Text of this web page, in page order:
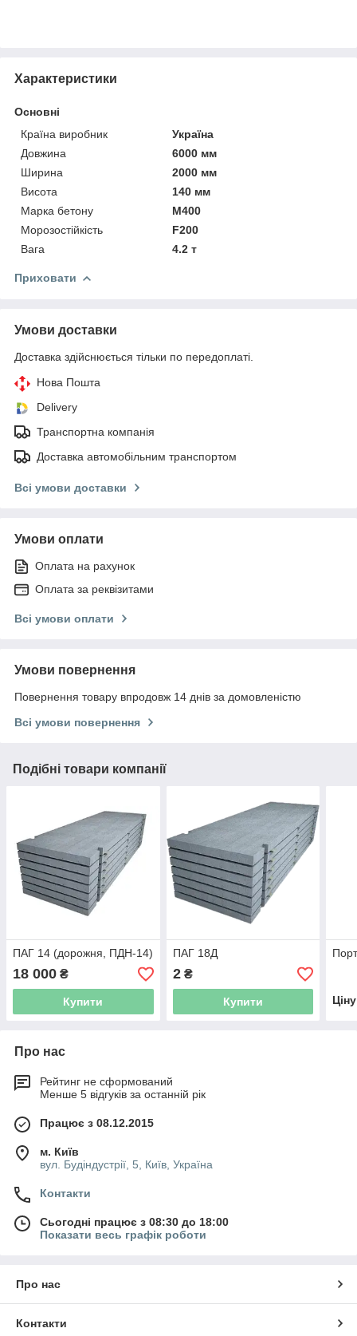
Характеристики
Основні
Країна виробник
Україна
Довжина
6000 мм
Ширина
2000 мм
Висота
140 мм
Марка бетону
М400
Морозостійкість
F200
Вага
4.2 т
Приховати
Умови доставки
Доставка здійснюється тільки по передоплаті.
Нова Пошта
Delivery
Транспортна компанія
Доставка автомобільним транспортом
Всі умови доставки
Умови оплати
Оплата на рахунок
Оплата за реквізитами
Всі умови оплати
Умови повернення
Повернення товару впродовж 14 днів за домовленістю
Всі умови повернення
Подібні товари компанії
ПАГ 14 (дорожня, ПДН-14)
18 000 ₴
Купити
ПАГ 18Д
2₴
Купити
Про нас
Рейтинг не сформований
Менше 5 відгуків за останній рік
Працює з 08.12.2015
м. Київ
вул. Будіндустрії, 5, Київ, Україна
Контакти
Сьогодні працює з 08:30 до 18:00
Показати весь графік роботи
Про нас
Контакти